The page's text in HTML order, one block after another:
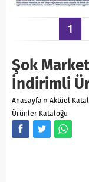
1
Şok
İndirimli
Anasayfa » Aktüel
Ürünler Kataloğu